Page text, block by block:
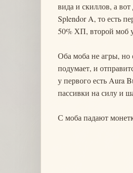
вида и скиллов, а
Splendor A, то есть
50% ХП, второй моб
Оба моба не агры, но
подумает, и
у первого есть Aura
пассивки на силу и
С моба падают